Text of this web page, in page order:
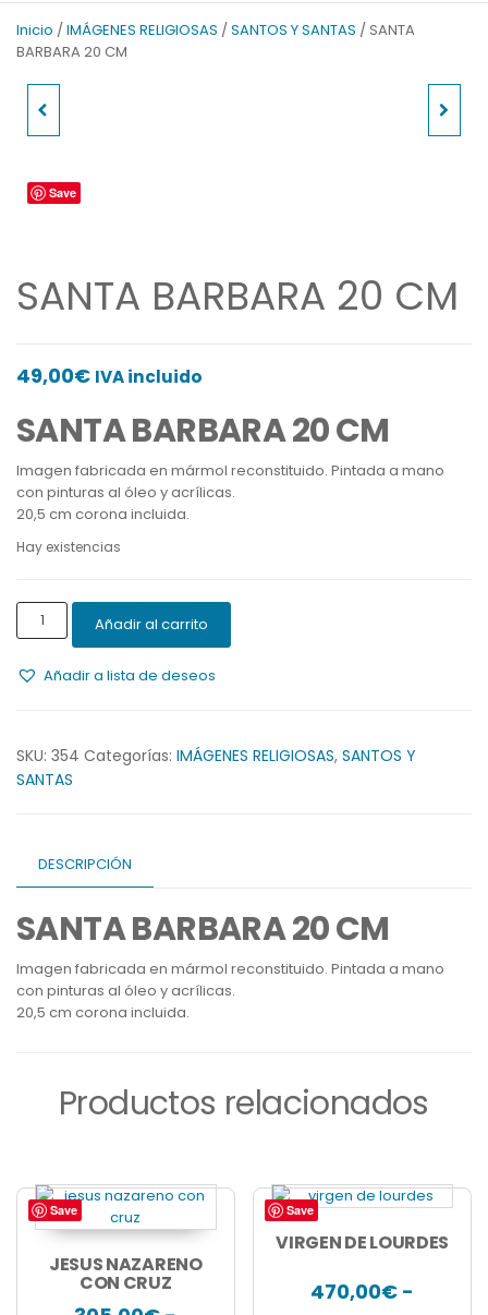
S
Inicio / IMÁGENES RELIGIOSAS / SANTOS Y SANTAS / SANTA
BARBARA 20 CM
Save
SANTA BARBARA 20 CM
49,00€ IVA incluido
SANTA BARBARA 20 CM
Imagen fabricada en mármol reconstituido. Pintada a mano
con pinturas al óleo y acrílicas.
20,5 cm corona incluida.
Hay existencias
SANTA
BARBARA
CM
Añadir al carrito
Añadir a lista de deseos
SKU: 354 Categorías: IMÁGENES RELIGIOSAS, SANTOS Y
SANTAS
DESCRIPCIÓN
SANTA BARBARA 20 CM
Imagen fabricada en mármol reconstituido. Pintada a mano
con pinturas al óleo y acrílicas.
20,5 cm corona incluida.
Productos relacionados
Save
JESUS NAZARENO
CON CRUZ
Este
producto
tiene
múltiples
Save
VIRGEN DE LOURDES
470,00€ -
Este
producto
múltiples
variantes.